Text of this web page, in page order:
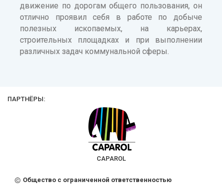
движение по дорогам общего пользования, он
отлично проявил себя в работе по добыче
полезных ископаемых, на карьерах,
строительных площадках и при выполнении
различных задач коммунальной сферы.
ПАРТНЁРЫ:
CAPAROL
Общество с ограниченной ответственностью